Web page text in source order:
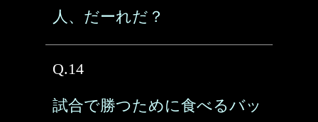
人、だーれだ？
Q.14
試合で勝つために食べるバッ